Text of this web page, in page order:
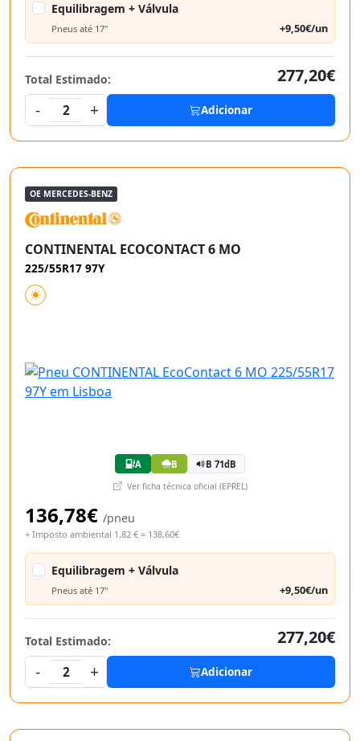
Equilibragem + Válvula
Pneus até 17" +9,50€/un
Total Estimado:
277,20€
-
2 + Adicionar
OE MERCEDES-BENZ
CONTINENTAL ECOCONTACT 6 MO
225/55R17 97Y
A B B 71dB
Ver ficha técnica oficial (EPREL)
136,78€ /pneu
+ Imposto ambiental 1,82 € = 138,60€
Equilibragem + Válvula
Pneus até 17" +9,50€/un
Total Estimado:
277,20€
-
2 + Adicionar